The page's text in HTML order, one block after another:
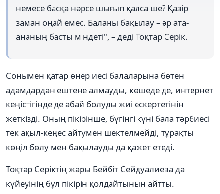
немесе басқа нәрсе шығып қалса ше? Қазір
заман оңай емес. Баланы бақылау – әр ата-
ананың басты міндеті", – деді Тоқтар Серік.
Сонымен қатар өнер иесі балаларына бөтен
адамдардан ештеңе алмауды, көшеде де, интернет
кеңістігінде де абай болуды жиі ескертетінін
жеткізді. Оның пікірінше, бүгінгі күні бала тәрбиесі
тек ақыл-кеңес айтумен шектелмейді, тұрақты
көңіл бөлу мен бақылауды да қажет етеді.
Тоқтар Серіктің жары Бейбіт Сейдуалиева да
күйеуінің бұл пікірін қолдайтынын айтты.